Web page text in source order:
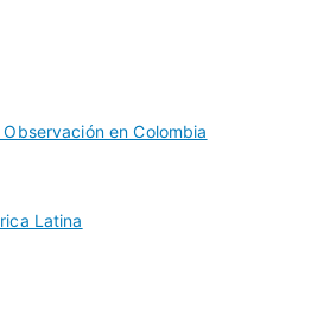
en Colombia
Latina